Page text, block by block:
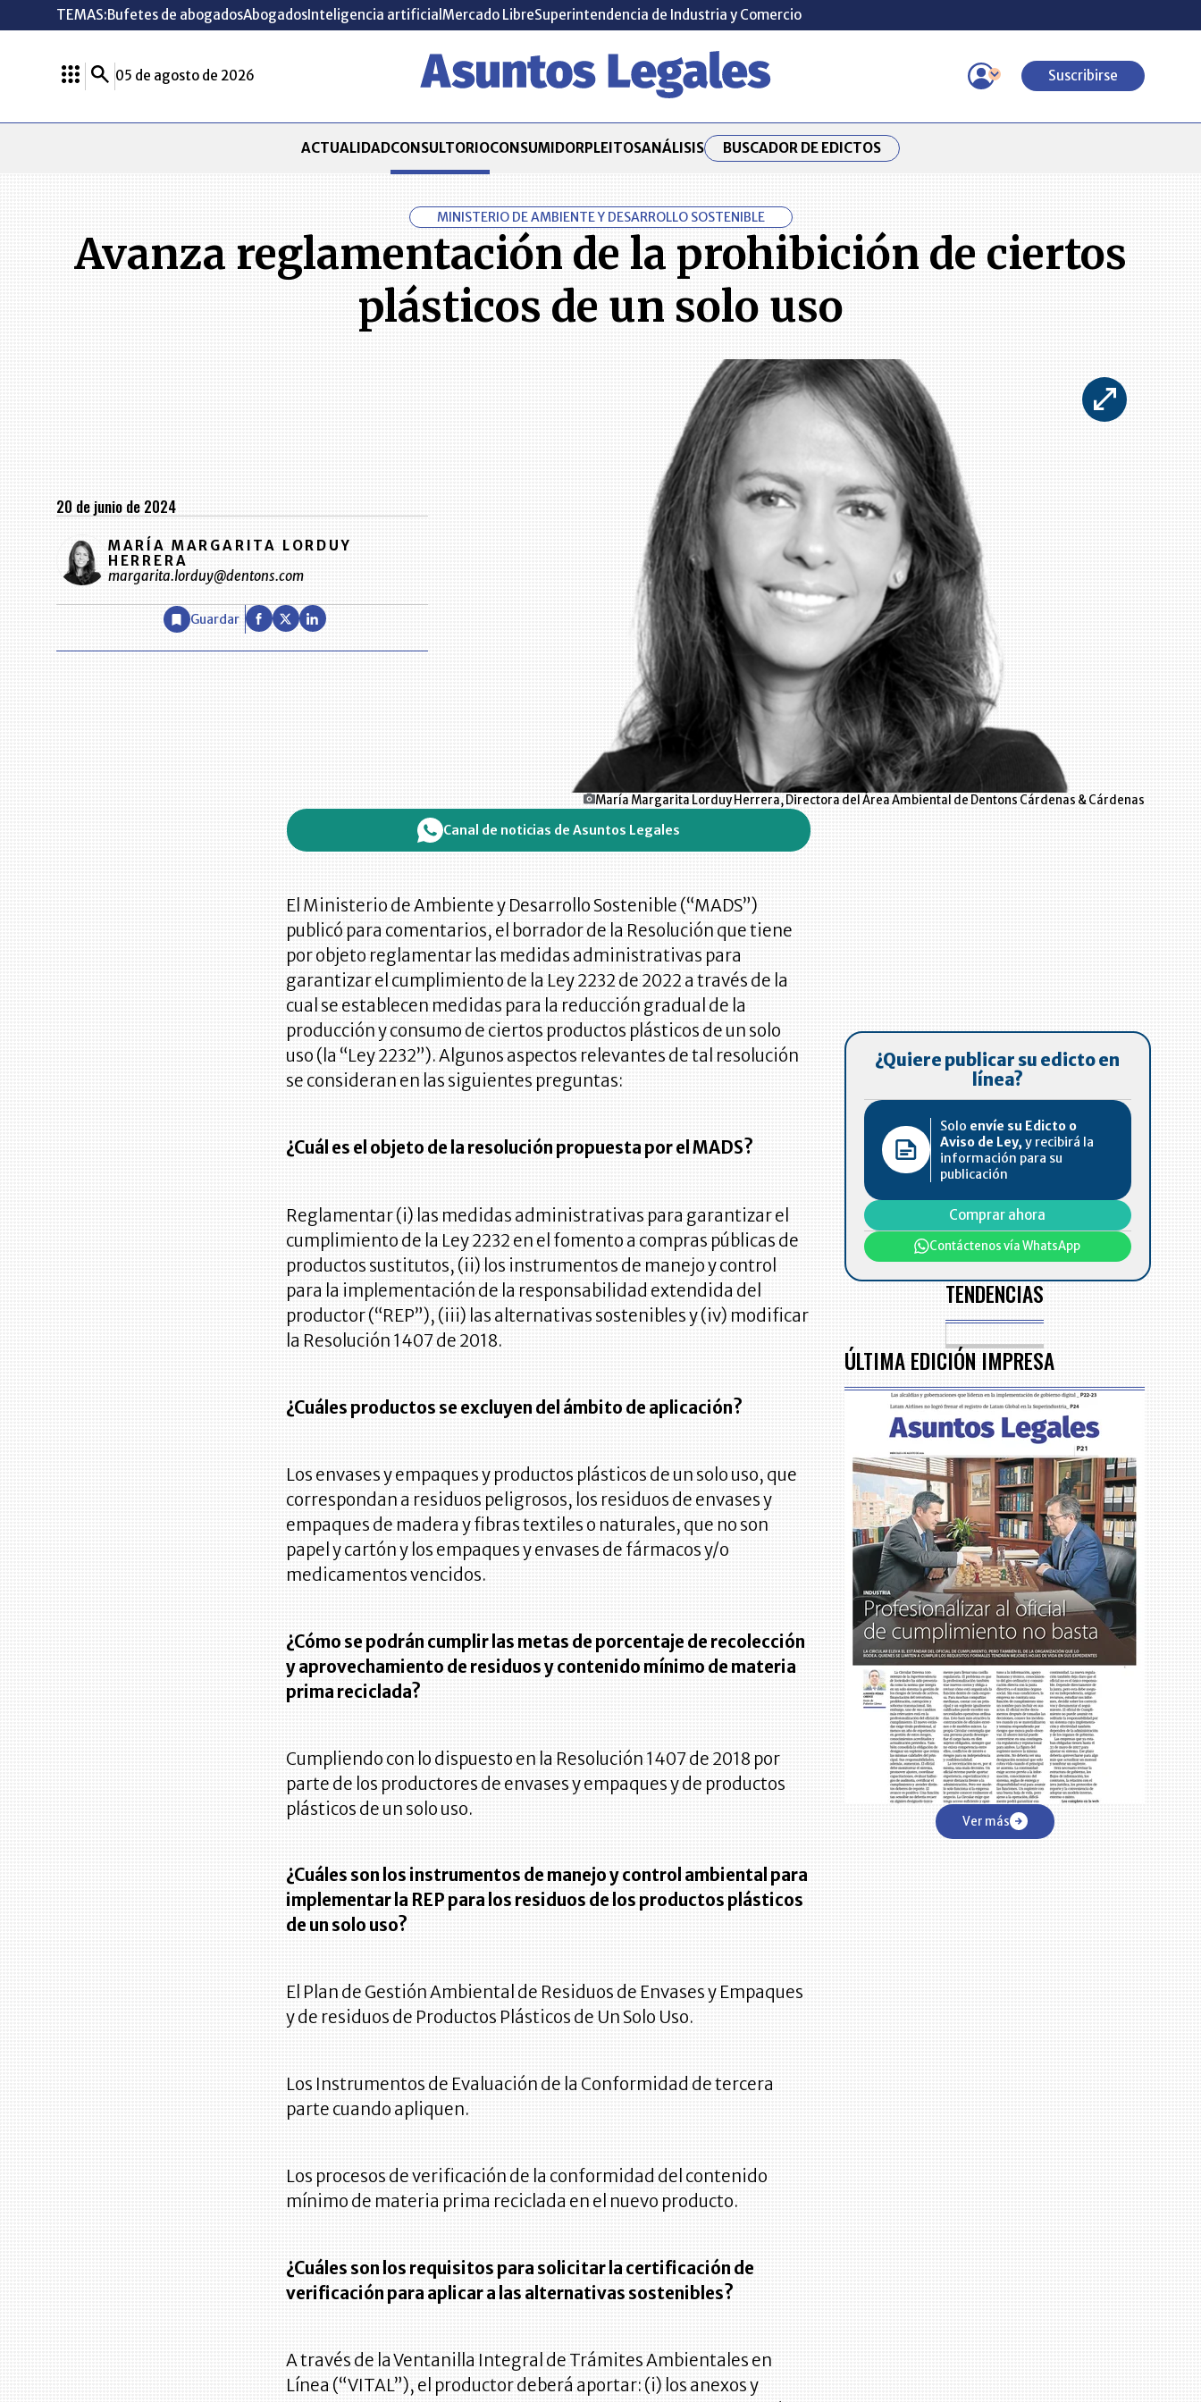
TEMAS:Bufetes de abogadosAbogadosInteligencia artificial Mercado LibreSuperintendencia de Industria y Comercio
05 de agosto de 2026 Suscribirse
ACTUALIDADCONSULTORIOCONSUMIDORPLEITOSANÁLISIS BUSCADOR DE EDICTOS
MINISTERIO DE AMBIENTE Y DESARROLLO SOSTENIBLE
Avanza reglamentación de la prohibición de ciertos
plásticos de un solo uso
20 de junio de 2024
MARÍA MARGARITA LORDUY
HERRERA
margarita.lorduy@dentons.com
Guardar
María Margarita Lorduy Herrera, Directora del Área Ambiental de Dentons Cárdenas & Cárdenas
Canal de noticias de Asuntos Legales
El Ministerio de Ambiente y Desarrollo Sostenible (“MADS”)
publicó para comentarios, el borrador de la Resolución que tiene
por objeto reglamentar las medidas administrativas para
garantizar el cumplimiento de la Ley 2232 de 2022 a través de la
cual se establecen medidas para la reducción gradual de la
producción y consumo de ciertos productos plásticos de un solo
uso (la “Ley 2232”). Algunos aspectos relevantes de tal resolución
se consideran en las siguientes preguntas:
¿Cuál es el objeto de la resolución propuesta por el MADS?
Reglamentar (i) las medidas administrativas para garantizar el
cumplimiento de la Ley 2232 en el fomento a compras públicas de
productos sustitutos, (ii) los instrumentos de manejo y control
para la implementación de la responsabilidad extendida del
productor (“REP”), (iii) las alternativas sostenibles y (iv) modificar
la Resolución 1407 de 2018.
¿Cuáles productos se excluyen del ámbito de aplicación?
Los envases y empaques y productos plásticos de un solo uso, que
correspondan a residuos peligrosos, los residuos de envases y
empaques de madera y fibras textiles o naturales, que no son
papel y cartón y los empaques y envases de fármacos y/o
medicamentos vencidos.
¿Cómo se podrán cumplir las metas de porcentaje de recolección
y aprovechamiento de residuos y contenido mínimo de materia
prima reciclada?
Cumpliendo con lo dispuesto en la Resolución 1407 de 2018 por
parte de los productores de envases y empaques y de productos
plásticos de un solo uso.
¿Cuáles son los instrumentos de manejo y control ambiental para
implementar la REP para los residuos de los productos plásticos
de un solo uso?
El Plan de Gestión Ambiental de Residuos de Envases y Empaques
y de residuos de Productos Plásticos de Un Solo Uso.
Los Instrumentos de Evaluación de la Conformidad de tercera
parte cuando apliquen.
Los procesos de verificación de la conformidad del contenido
mínimo de materia prima reciclada en el nuevo producto.
¿Cuáles son los requisitos para solicitar la certificación de
verificación para aplicar a las alternativas sostenibles?
A través de la Ventanilla Integral de Trámites Ambientales en
Línea (“VITAL”), el productor deberá aportar: (i) los anexos y
¿Quiere publicar su edicto en
línea?
Solo envíe su Edicto o
Aviso de Ley, y recibirá la
información para su
publicación
Comprar ahora
Contáctenos vía WhatsApp
TENDENCIAS
ÚLTIMA EDICIÓN IMPRESA
Ver más